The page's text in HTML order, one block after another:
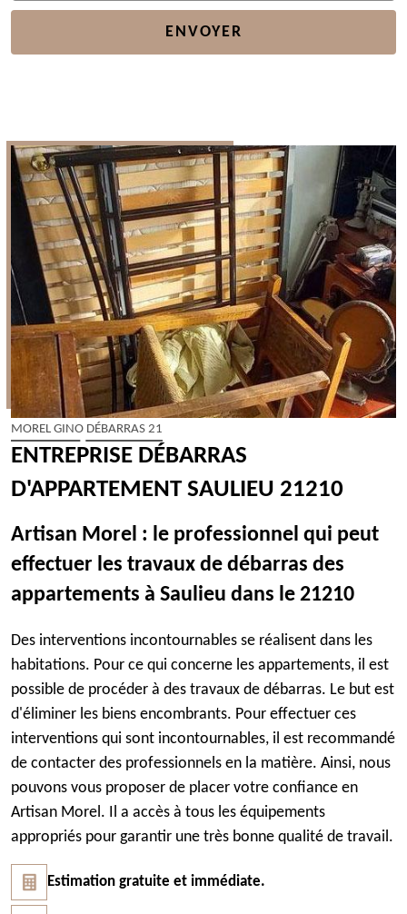
MOREL GINO DÉBARRAS 21
ENTREPRISE DÉBARRAS
D'APPARTEMENT SAULIEU 21210
Artisan Morel : le professionnel qui peut
effectuer les travaux de débarras des
appartements à Saulieu dans le 21210
Des interventions incontournables se réalisent dans les
habitations. Pour ce qui concerne les appartements, il est
possible de procéder à des travaux de débarras. Le but est
d'éliminer les biens encombrants. Pour effectuer ces
interventions qui sont incontournables, il est recommandé
de contacter des professionnels en la matière. Ainsi, nous
pouvons vous proposer de placer votre confiance en
Artisan Morel. Il a accès à tous les équipements
appropriés pour garantir une très bonne qualité de travail.
Estimation gratuite et immédiate.